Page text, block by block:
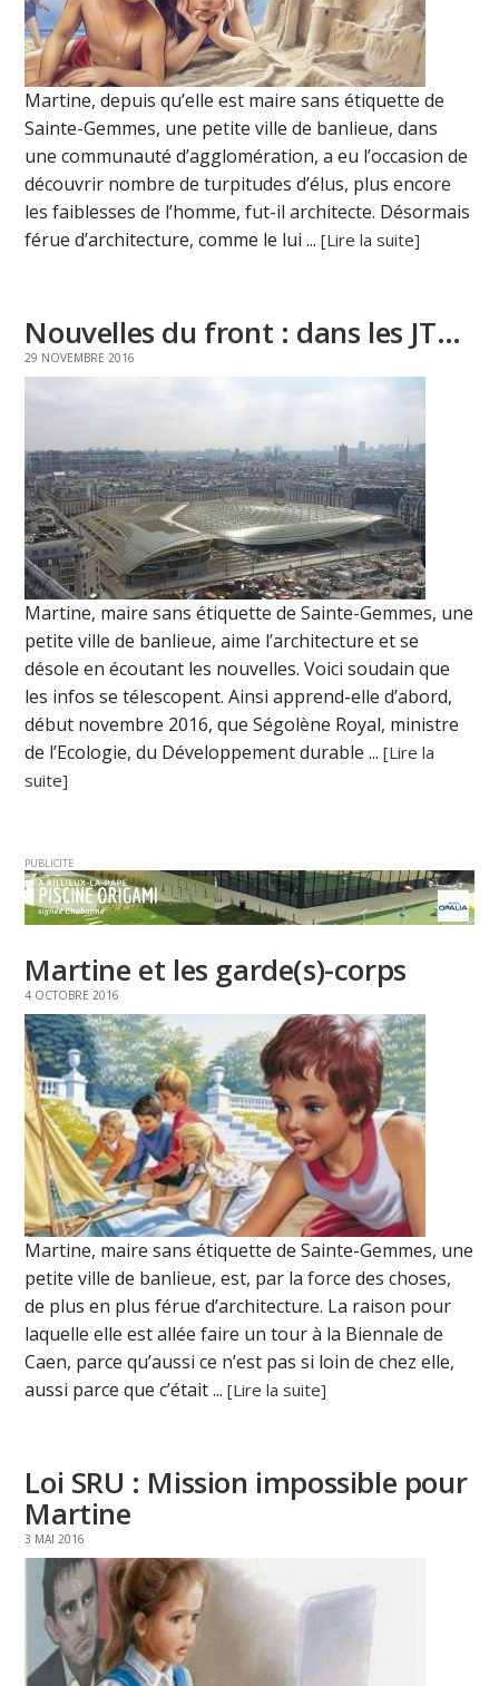
Martine, depuis qu’elle est maire sans étiquette de
Sainte-Gemmes, une petite ville de banlieue, dans
une communauté d’agglomération, a eu l’occasion de
découvrir nombre de turpitudes d’élus, plus encore
les faiblesses de l’homme, fut-il architecte. Désormais
férue d’architecture, comme le lui ...[Lire la suite]
Nouvelles du front : dans les JT…
29 NOVEMBRE 2016
Martine, maire sans étiquette de Sainte-Gemmes, une
petite ville de banlieue, aime l’architecture et se
désole en écoutant les nouvelles. Voici soudain que
les infos se télescopent. Ainsi apprend-elle d’abord,
début novembre 2016, que Ségolène Royal, ministre
de l’Ecologie, du Développement durable ...[Lire la
suite]
PUBLICITE
Martine et les garde(s)-corps
4 OCTOBRE 2016
Martine, maire sans étiquette de Sainte-Gemmes, une
petite ville de banlieue, est, par la force des choses,
de plus en plus férue d’architecture. La raison pour
laquelle elle est allée faire un tour à la Biennale de
Caen, parce qu’aussi ce n’est pas si loin de chez elle,
aussi parce que c’était ...[Lire la suite]
Loi SRU : Mission impossible pour
Martine
3 MAI 2016